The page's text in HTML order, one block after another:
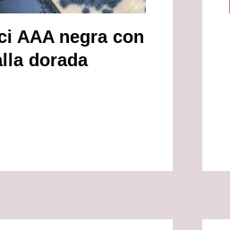
AAA negra con
dorada